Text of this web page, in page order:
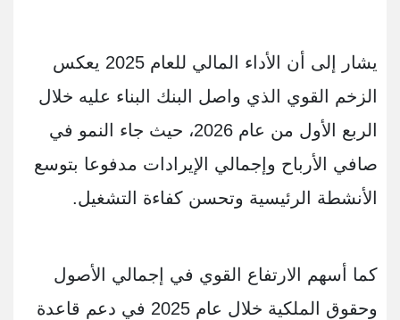
يشار إلى أن الأداء المالي للعام 2025 يعكس
الزخم القوي الذي واصل البنك البناء عليه خلال
الربع الأول من عام 2026، حيث جاء النمو في
صافي الأرباح وإجمالي الإيرادات مدفوعا بتوسع
الأنشطة الرئيسية وتحسن كفاءة التشغيل.
كما أسهم الارتفاع القوي في إجمالي الأصول
وحقوق الملكية خلال عام 2025 في دعم قاعدة